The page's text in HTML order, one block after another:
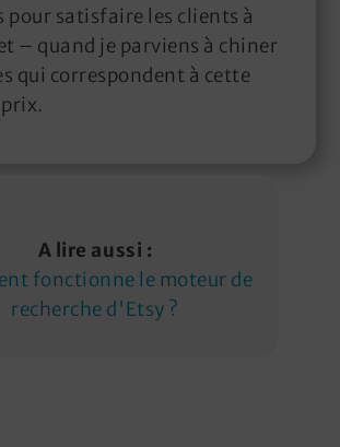
pour satisfaire les clients à
– quand je parviens à chiner
qui correspondent à cette
A lire aussi :
fonctionne le moteur de
recherche d'Etsy ?